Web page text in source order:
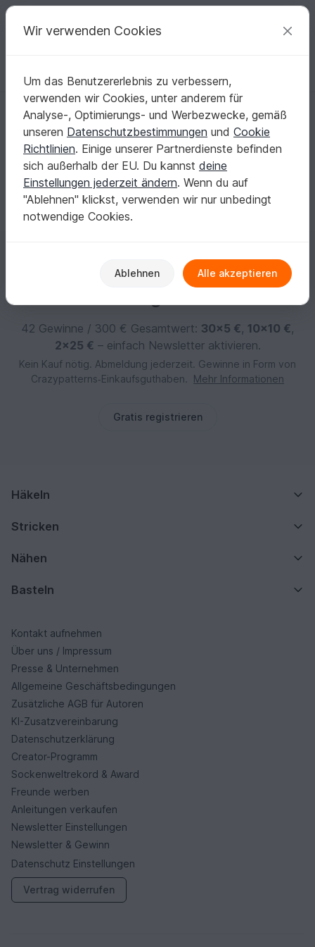
Deine kreativen Ideen
Deutsch | € (EUR) einloggen Kostenlos registrieren
nelly-peter
Keine Informationen vorhanden
Gewinne jeden Monat
42 Gewinne / 300 € Gesamtwert: 30×5 €, 10×10 €,
2×25 € – einfach Newsletter aktivieren.
Kein Kauf nötig. Abmeldung jederzeit. Gewinne in Form von
Crazypatterns‑Einkaufsguthaben.
Mehr Informationen
Gratis registrieren
Häkeln
Stricken
Nähen
Basteln
Kontakt aufnehmen
Über uns / Impressum
Presse & Unternehmen
Allgemeine Geschäftsbedingungen
Zusätzliche AGB für Autoren
KI-Zusatzvereinbarung
Datenschutzerklärung
Creator-Programm
Sockenweltrekord & Award
Freunde werben
Anleitungen verkaufen
Newsletter Einstellungen
Newsletter & Gewinn
Datenschutz Einstellungen
Vertrag widerrufen
Wir verwenden Cookies
Um das Benutzererlebnis zu verbessern,
verwenden wir Cookies, unter anderem für
Analyse-, Optimierungs- und Werbezwecke, gemäß
unseren Datenschutzbestimmungen und Cookie
Richtlinien. Einige unserer Partnerdienste befinden
sich außerhalb der EU. Du kannst deine
Einstellungen jederzeit ändern. Wenn du auf
"Ablehnen" klickst, verwenden wir nur unbedingt
notwendige Cookies.
Ablehnen Alle akzeptieren